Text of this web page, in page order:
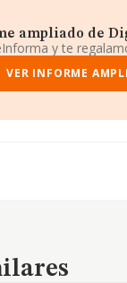
ampliado de
y te
VER INFORME